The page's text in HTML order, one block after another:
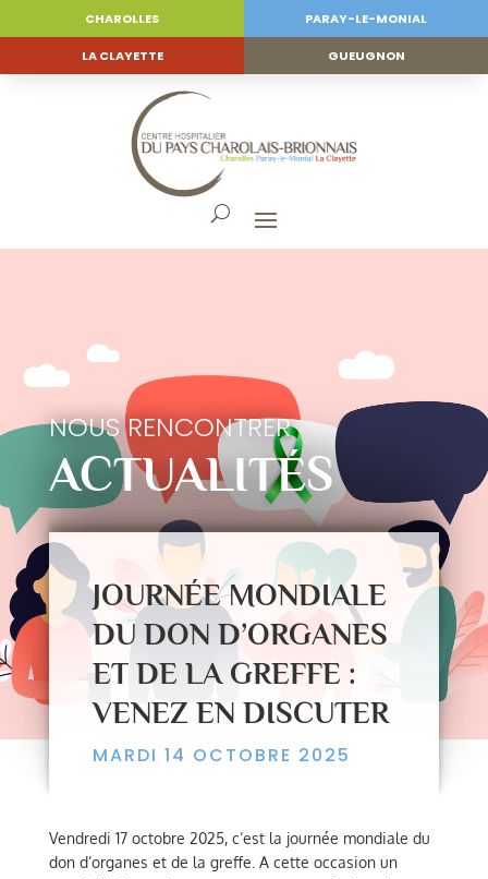
CHAROLLES PARAY-LE-MONIAL
LA CLAYETTE GUEUGNON
NOUS RENCONTRER
ACTUALITÉS
JOURNÉE MONDIALE
DU DON D’ORGANES
ET DE LA GREFFE :
VENEZ EN DISCUTER
MARDI 14 OCTOBRE 2025
Vendredi 17 octobre 2025, c’est la journée mondiale du
don d’organes et de la greffe. A cette occasion un